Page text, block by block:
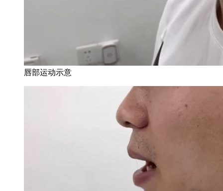
唇部运动示意